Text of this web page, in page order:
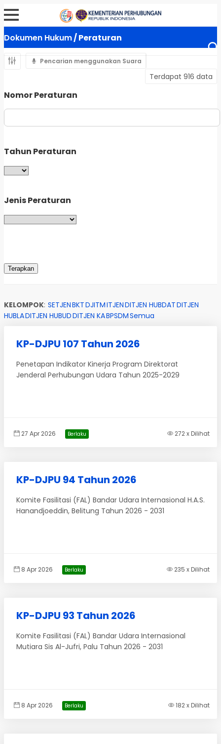
Dokumen Hukum/ Peraturan
Pencarian menggunakan Suara
Terdapat 916 data
Nomor Peraturan
Tahun Peraturan
Jenis Peraturan
KELOMPOK: SETJENBKTDJITMITJENDITJEN HUBDATDITJEN
HUBLADITJEN HUBUDDITJEN KABPSDMSemua
KP-DJPU 107 Tahun 2026
Penetapan Indikator Kinerja Program Direktorat
Jenderal Perhubungan Udara Tahun 2025-2029
27 Apr 2026 Berlaku 272 x Dilihat
KP-DJPU 94 Tahun 2026
Komite Fasilitasi (FAL) Bandar Udara Internasional H.A.S.
Hanandjoeddin, Belitung Tahun 2026 - 2031
8 Apr 2026 Berlaku 235 x Dilihat
KP-DJPU 93 Tahun 2026
Komite Fasilitasi (FAL) Bandar Udara Internasional
Mutiara Sis Al-Jufri, Palu Tahun 2026 - 2031
8 Apr 2026 Berlaku 182 x Dilihat